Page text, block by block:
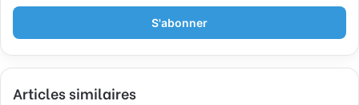
t
e
z
o
Articles similaires